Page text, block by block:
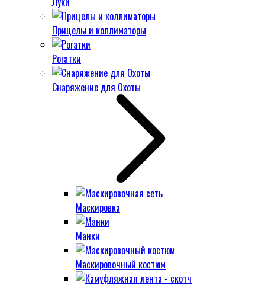
Прицелы и коллиматоры
Рогатки
Снаряжение для Охоты
Маскировка
Манки
Маскировочный костюм